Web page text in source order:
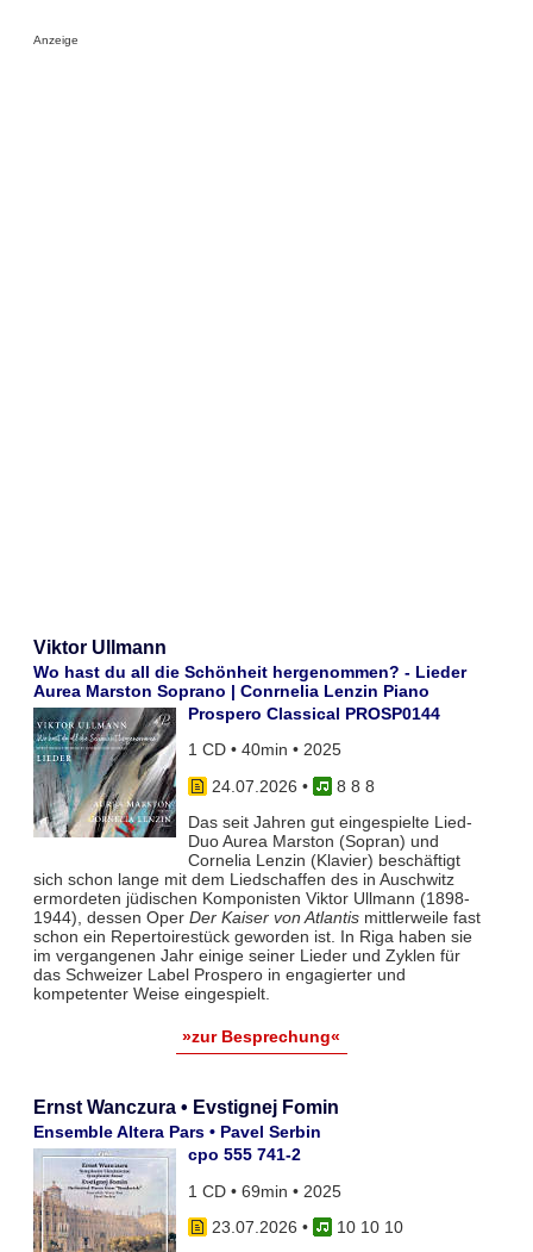
Anzeige
Viktor Ullmann
Wo hast du all die Schönheit hergenommen? - Lieder
Aurea Marston Soprano | Conrnelia Lenzin Piano
Prospero Classical PROSP0144
1 CD • 40min • 2025
24.07.2026 •
8 8 8
Das seit Jahren gut eingespielte Lied-
Duo Aurea Marston (Sopran) und
Cornelia Lenzin (Klavier) beschäftigt
sich schon lange mit dem Liedschaffen des in Auschwitz
ermordeten jüdischen Komponisten Viktor Ullmann (1898-
1944), dessen Oper Der Kaiser von Atlantismittlerweile fast
schon ein Repertoirestück geworden ist. In Riga haben sie
im vergangenen Jahr einige seiner Lieder und Zyklen für
das Schweizer Label Prospero in engagierter und
kompetenter Weise eingespielt.
»zur Besprechung«
Ernst Wanczura • Evstignej Fomin
Ensemble Altera Pars • Pavel Serbin
cpo 555 741-2
1 CD • 69min • 2025
23.07.2026 •
10 10 10